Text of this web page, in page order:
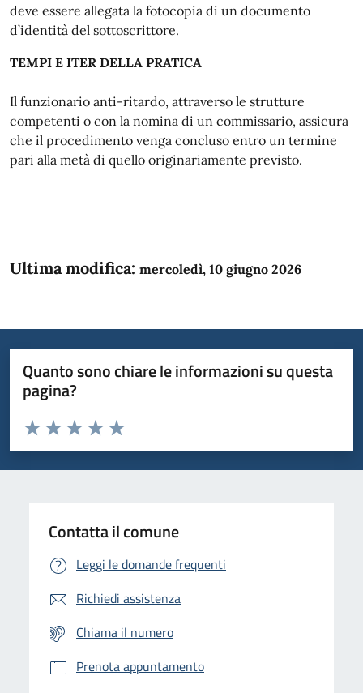
deve essere allegata la fotocopia di un documento
d’identità del sottoscrittore.
TEMPI E ITER DELLA PRATICA
Il funzionario anti-ritardo, attraverso le strutture
competenti o con la nomina di un commissario, assicura
che il procedimento venga concluso entro un termine
pari alla metà di quello originariamente previsto.
Ultima modifica: mercoledì, 10 giugno 2026
Quanto sono chiare le informazioni su questa
pagina?
Domanda
Valuta da 1 a 5 stelle la pagina
Valuta 5 stelle su 5
Valuta 4 stelle su 5
Valuta 3 stelle su 5
Valuta 2 stelle su 5
Valuta 1 stelle su 5
Contatta il comune
Leggi le domande frequenti
Richiedi assistenza
Chiama il numero
Prenota appuntamento